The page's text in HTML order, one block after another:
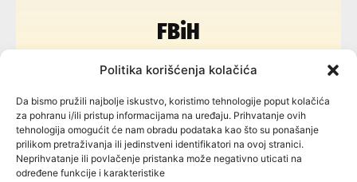
Politika korišćenja kolačića
Da bismo pružili najbolje iskustvo, koristimo tehnologije poput kolačića
za pohranu i/ili pristup informacijama na uređaju. Prihvatanje ovih
tehnologija omogućit će nam obradu podataka kao što su ponašanje
prilikom pretraživanja ili jedinstveni identifikatori na ovoj stranici.
Neprihvatanje ili povlačenje pristanka može negativno uticati na
određene funkcije i karakteristike
FBiH
64